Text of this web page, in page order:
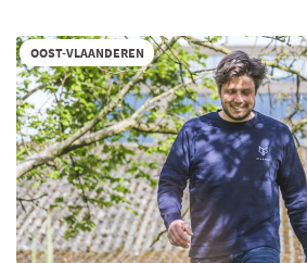
VLAAMSE
AMBASSADEUR
TRENDS
GAZELLEN
BIJ
DE
MIDDELGROTE
BEDRIJVEN
OOST-VLAANDEREN